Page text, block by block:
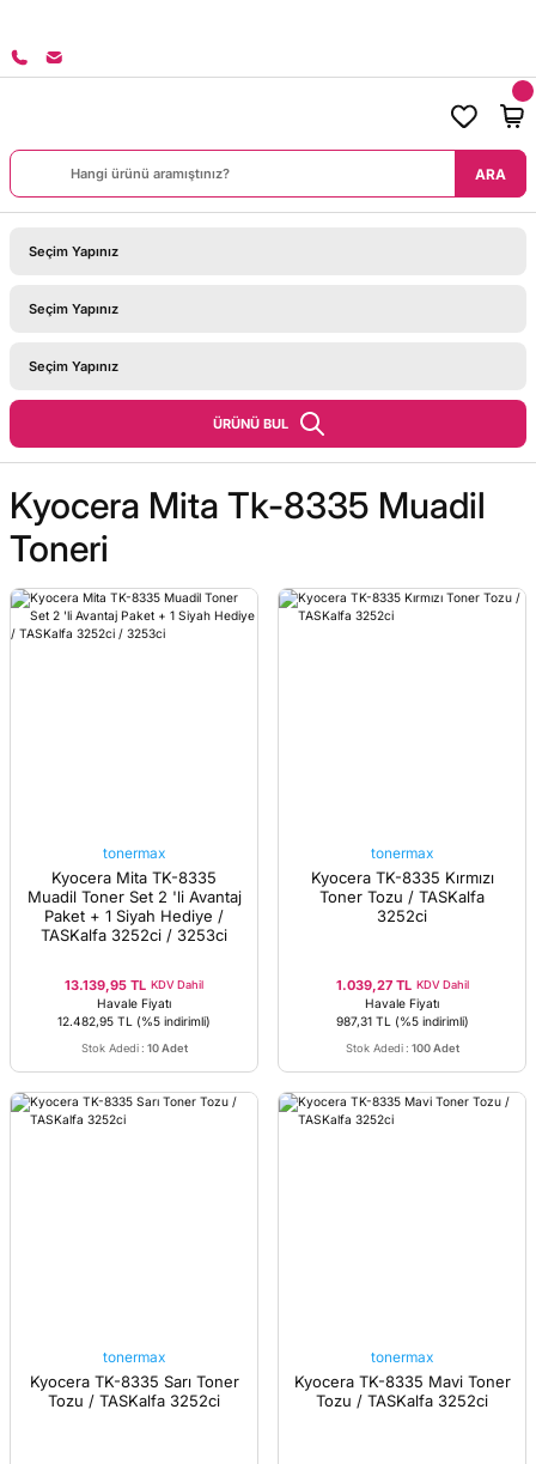
ARA
ÜRÜNÜ BUL
Kyocera Mita Tk-8335 Muadil
Toneri
tonermax
Kyocera Mita TK-8335
Muadil Toner Set 2 'li Avantaj
Paket + 1 Siyah Hediye /
TASKalfa 3252ci / 3253ci
13.139,95 TL KDV Dahil
Havale Fiyatı
12.482,95 TL (%5 indirimli)
Stok Adedi : 10 Adet
tonermax
Kyocera TK-8335 Kırmızı
Toner Tozu / TASKalfa
3252ci
1.039,27 TL KDV Dahil
Havale Fiyatı
987,31 TL
(%5 indirimli)
Stok Adedi : 100 Adet
tonermax
Kyocera TK-8335 Sarı Toner
Tozu / TASKalfa 3252ci
tonermax
Kyocera TK-8335 Mavi Toner
Tozu / TASKalfa 3252ci